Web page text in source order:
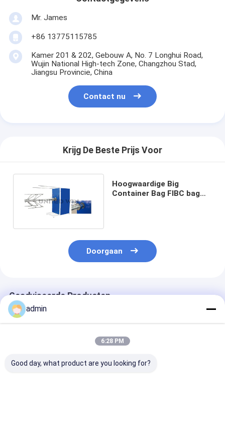
Mr. James
+86 13775115785
Kamer 201 & 202, Gebouw A, No. 7 Longhui Road,
Wujin National High-tech Zone, Changzhou Stad,
Jiangsu Provincie, China
Contact nu
Krijg De Beste Prijs Voor
Hoogwaardige Big
Container Bag FIBC bag
Doorgaan
Geadviseerde Producten
admin
6:28 PM
Good day, what product are you looking for?